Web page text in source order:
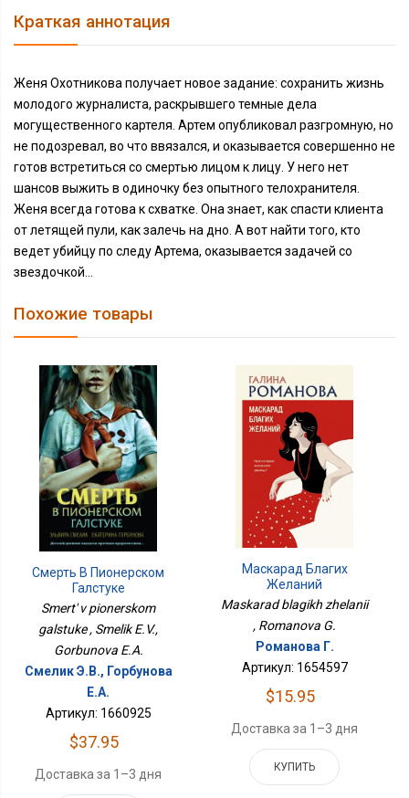
Краткая аннотация
Женя Охотникова получает новое задание: сохранить жизнь
молодого журналиста, раскрывшего темные дела
могущественного картеля. Артем опубликовал разгромную, но
не подозревал, во что ввязался, и оказывается совершенно не
готов встретиться со смертью лицом к лицу. У него нет
шансов выжить в одиночку без опытного телохранителя.
Женя всегда готова к схватке. Она знает, как спасти клиента
от летящей пули, как залечь на дно. А вот найти того, кто
ведет убийцу по следу Артема, оказывается задачей со
звездочкой…
Похожие товары
Смерть В Пионерском
Галстуке
Smert' v pionerskom
galstuke , Smelik E.V.,
Gorbunova E.A.
Смелик Э.В., Горбунова
Е.А.
Артикул: 1660925
$37.95
Доставка за 1–3 дня
Маскарад Благих
Желаний
Maskarad blagikh zhelanii
, Romanova G.
Романова Г.
Артикул: 1654597
$15.95
Доставка за 1–3 дня
КУПИТЬ